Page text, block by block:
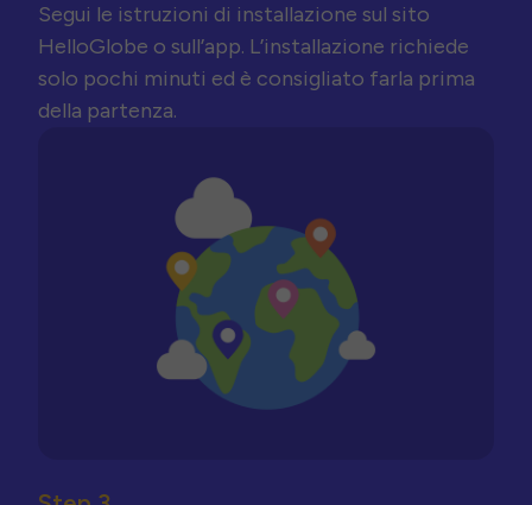
Segui le istruzioni di installazione sul sito
HelloGlobe o sull’app. L’installazione richiede
solo pochi minuti ed è consigliato farla prima
della partenza.